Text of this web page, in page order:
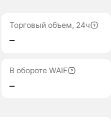
Торговый объем, 24ч
‒
В обороте WAIF
‒